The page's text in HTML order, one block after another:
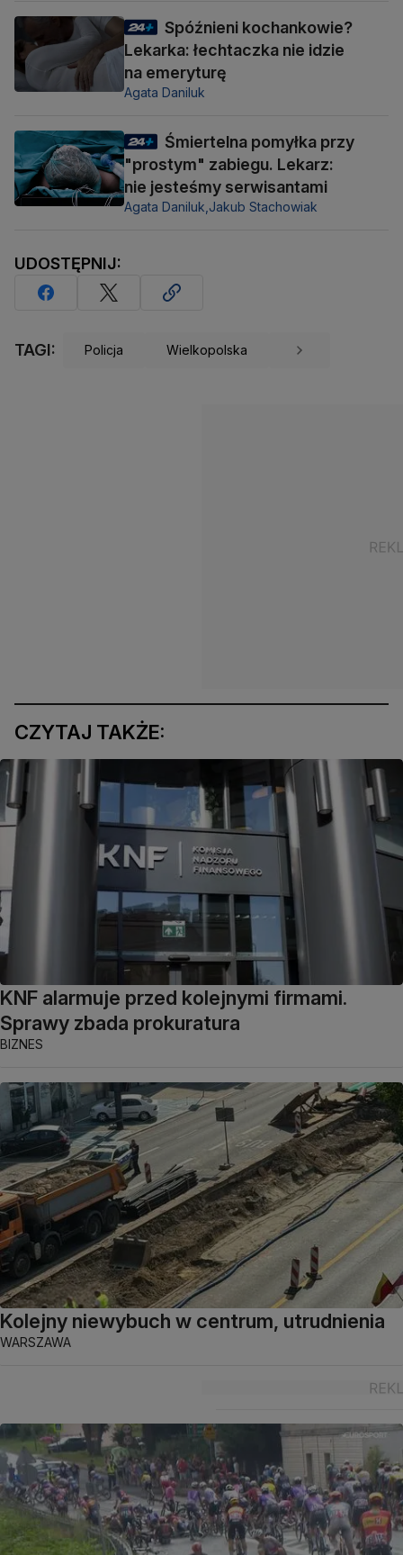
Spóźnieni kochankowie?
Lekarka: łechtaczka nie idzie
na emeryturę
Agata Daniluk
Śmiertelna pomyłka przy
"prostym" zabiegu. Lekarz:
nie jesteśmy serwisantami
Agata Daniluk, Jakub Stachowiak
UDOSTĘPNIJ:
TAGI: Policja Wielkopolska
CZYTAJ TAKŻE:
KNF alarmuje przed kolejnymi firmami.
Sprawy zbada prokuratura
BIZNES
Kolejny niewybuch w centrum, utrudnienia
WARSZAWA